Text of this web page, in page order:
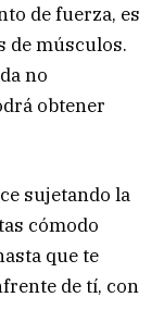
de fuerza, es
de músculos.
no
obtener
sujetando la
cómodo
que te
de tí, con